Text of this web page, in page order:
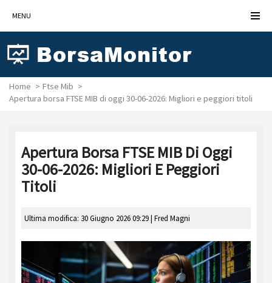
MENU
Home
Ftse Mib
Apertura borsa FTSE MIB di oggi 30-06-2026: Migliori e peggiori titoli
Apertura Borsa FTSE MIB Di Oggi
30-06-2026: Migliori E Peggiori
Titoli
Ultima modifica: 30 Giugno 2026 09:29 | Fred Magni